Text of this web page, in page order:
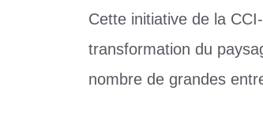
Cette initiative de la
transformation du
nombre de grandes